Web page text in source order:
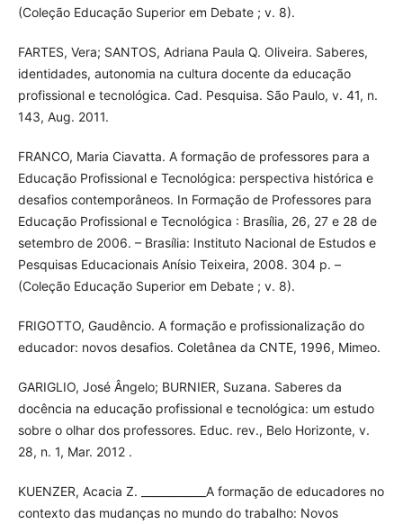
(Coleção Educação Superior em Debate ; v. 8).
FARTES, Vera; SANTOS, Adriana Paula Q. Oliveira. Saberes,
identidades, autonomia na cultura docente da educação
profissional e tecnológica. Cad. Pesquisa. São Paulo, v. 41, n.
143, Aug. 2011.
FRANCO, Maria Ciavatta. A formação de professores para a
Educação Profissional e Tecnológica: perspectiva histórica e
desafios contemporâneos. In Formação de Professores para
Educação Profissional e Tecnológica : Brasília, 26, 27 e 28 de
setembro de 2006. – Brasília: Instituto Nacional de Estudos e
Pesquisas Educacionais Anísio Teixeira, 2008. 304 p. –
(Coleção Educação Superior em Debate ; v. 8).
FRIGOTTO, Gaudêncio. A formação e profissionalização do
educador: novos desafios. Coletânea da CNTE, 1996, Mimeo.
GARIGLIO, José Ângelo; BURNIER, Suzana. Saberes da
docência na educação profissional e tecnológica: um estudo
sobre o olhar dos professores. Educ. rev., Belo Horizonte, v.
28, n. 1, Mar. 2012 .
KUENZER, Acacia Z. ____________A formação de educadores no
contexto das mudanças no mundo do trabalho: Novos